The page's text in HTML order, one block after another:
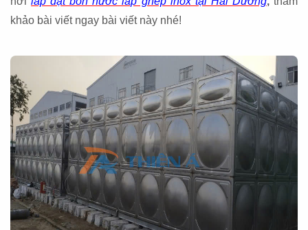
khảo bài viết ngay bài viết này nhé!